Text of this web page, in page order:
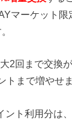
マーケット
2回まで交換が
まで増やせま
ト利用分は